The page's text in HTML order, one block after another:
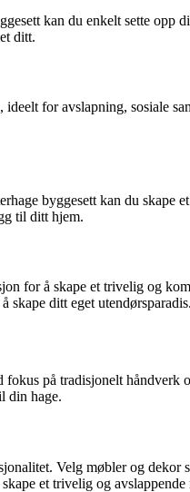
kan du enkelt sette
ditt.
for avslapning, sosiale
byggesett kan du
til ditt hjem.
for å skape et trivelig og
skape ditt eget utendørsparadis.
på tradisjonelt
din hage.
Velg møbler og
et trivelig og